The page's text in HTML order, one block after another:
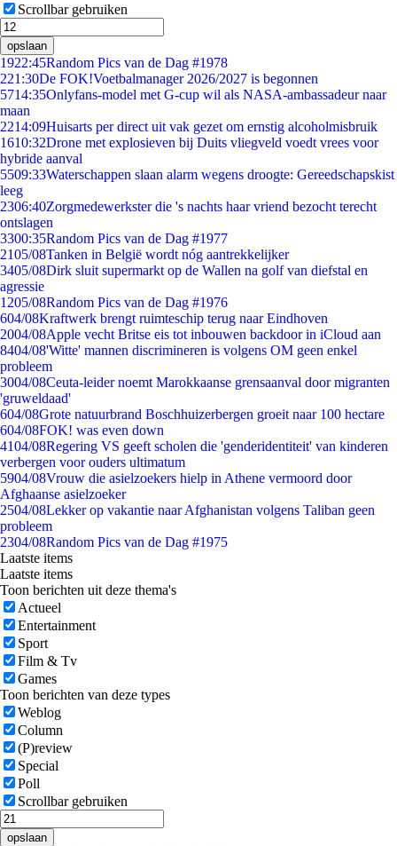
Scrollbar gebruiken
opslaan
1922:45Random Pics van de Dag #1978
221:30De FOK!Voetbalmanager 2026/2027 is begonnen
5714:35Onlyfans-model met G-cup wil als NASA-ambassadeur naar
maan
2214:09Huisarts per direct uit vak gezet om ernstig alcoholmisbruik
1610:32Drone met explosieven bij Duits vliegveld voedt vrees voor
hybride aanval
5509:33Waterschappen slaan alarm wegens droogte: Gereedschapskist
leeg
2306:40Zorgmedewerkster die 's nachts haar vriend bezocht terecht
ontslagen
3300:35Random Pics van de Dag #1977
2105/08Tanken in België wordt nóg aantrekkelijker
3405/08Dirk sluit supermarkt op de Wallen na golf van diefstal en
agressie
1205/08Random Pics van de Dag #1976
604/08Kraftwerk brengt ruimteschip terug naar Eindhoven
2004/08Apple vecht Britse eis tot inbouwen backdoor in iCloud aan
8404/08'Witte' mannen discrimineren is volgens OM geen enkel
probleem
3004/08Ceuta-leider noemt Marokkaanse grensaanval door migranten
'gruweldaad'
604/08Grote natuurbrand Boschhuizerbergen groeit naar 100 hectare
604/08FOK! was even down
4104/08Regering VS geeft scholen die 'genderidentiteit' van kinderen
verbergen voor ouders ultimatum
5904/08Vrouw die asielzoekers hielp in Athene vermoord door
Afghaanse asielzoeker
2504/08Lekker op vakantie naar Afghanistan volgens Taliban geen
probleem
2304/08Random Pics van de Dag #1975
Laatste items
Laatste items
Toon berichten uit deze thema's
Actueel
Entertainment
Sport
Film & Tv
Games
Toon berichten van deze types
Weblog
Column
(P)review
Special
Poll
Scrollbar gebruiken
opslaan